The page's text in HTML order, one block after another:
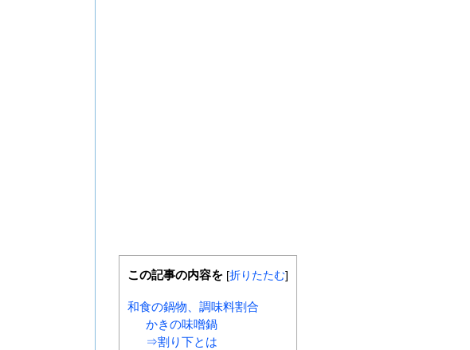
この記事の内容を [折りたたむ]
和食の鍋物、調味料割合
かきの味噌鍋
⇒割り下とは